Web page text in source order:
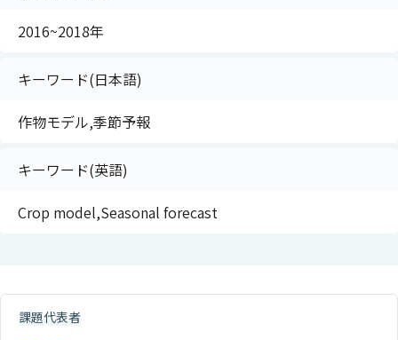
2016~2018年
キーワード(日本語)
作物モデル,季節予報
キーワード(英語)
Crop model,Seasonal forecast
課題代表者